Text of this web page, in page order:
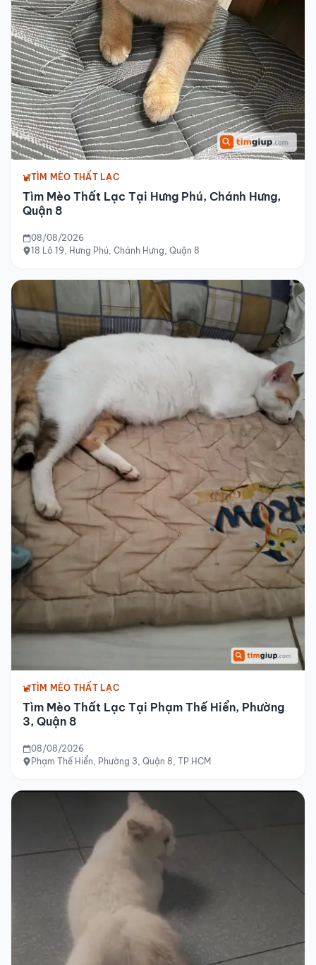
TÌM MÈO THẤT LẠC
Tìm Mèo Thất Lạc Tại Hưng Phú, Chánh Hưng,
Quận 8
08/08/2026
18 Lô 19, Hưng Phú, Chánh Hưng, Quận 8
TÌM MÈO THẤT LẠC
Tìm Mèo Thất Lạc Tại Phạm Thế Hiển, Phường
3, Quận 8
08/08/2026
Phạm Thế Hiển, Phường 3, Quận 8, TP.HCM